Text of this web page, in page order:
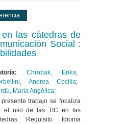
las cátedras de
Social :
Chrobak, Erika;
Andrea Cecilia;
María Angélica;
presente trabajo se focaliza
el uso de las TIC en las
Requisito Idioma